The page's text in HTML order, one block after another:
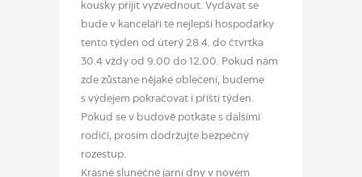
kousky přijít vyzvednout. Vydávat se
bude v kanceláři té nejlepší hospodářky
tento týden od úterý 28.4. do čtvrtka
30.4 vždy od 9.00 do 12.00. Pokud nám
zde zůstane nějaké oblečení, budeme
s výdejem pokračovat i příští týden.
Pokud se v budově potkáte s dalšími
rodiči, prosím dodržujte bezpečný
rozestup.
Krásné slunečné jarní dny v novém